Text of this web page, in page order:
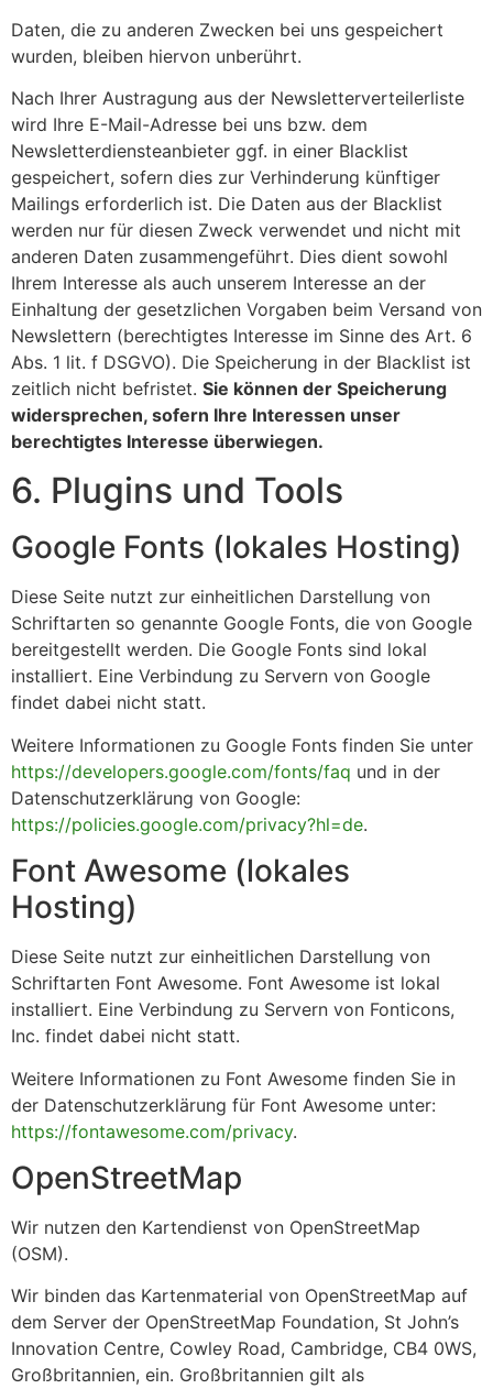
Daten, die zu anderen Zwecken bei uns gespeichert
wurden, bleiben hiervon unberührt.
Nach Ihrer Austragung aus der Newsletterverteilerliste
wird Ihre E-Mail-Adresse bei uns bzw. dem
Newsletterdiensteanbieter ggf. in einer Blacklist
gespeichert, sofern dies zur Verhinderung künftiger
Mailings erforderlich ist. Die Daten aus der Blacklist
werden nur für diesen Zweck verwendet und nicht mit
anderen Daten zusammengeführt. Dies dient sowohl
Ihrem Interesse als auch unserem Interesse an der
Einhaltung der gesetzlichen Vorgaben beim Versand von
Newslettern (berechtigtes Interesse im Sinne des Art. 6
Abs. 1 lit. f DSGVO). Die Speicherung in der Blacklist ist
zeitlich nicht befristet. Sie können der Speicherung
widersprechen, sofern Ihre Interessen unser
berechtigtes Interesse überwiegen.
6. Plugins und Tools
Google Fonts (lokales Hosting)
Diese Seite nutzt zur einheitlichen Darstellung von
Schriftarten so genannte Google Fonts, die von Google
bereitgestellt werden. Die Google Fonts sind lokal
installiert. Eine Verbindung zu Servern von Google
findet dabei nicht statt.
Weitere Informationen zu Google Fonts finden Sie unter
https://developers.google.com/fonts/faq und in der
Datenschutzerklärung von Google:
https://policies.google.com/privacy?hl=de.
Font Awesome (lokales
Hosting)
Diese Seite nutzt zur einheitlichen Darstellung von
Schriftarten Font Awesome. Font Awesome ist lokal
installiert. Eine Verbindung zu Servern von Fonticons,
Inc. findet dabei nicht statt.
Weitere Informationen zu Font Awesome finden Sie in
der Datenschutzerklärung für Font Awesome unter:
https://fontawesome.com/privacy.
OpenStreetMap
Wir nutzen den Kartendienst von OpenStreetMap
(OSM).
Wir binden das Kartenmaterial von OpenStreetMap auf
dem Server der OpenStreetMap Foundation, St John’s
Innovation Centre, Cowley Road, Cambridge, CB4 0WS,
Großbritannien, ein. Großbritannien gilt als